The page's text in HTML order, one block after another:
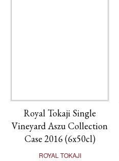
Royal Tokaji Single
Vineyard Aszu Collection
Case 2016 (6x50cl)
ROYAL TOKAJI